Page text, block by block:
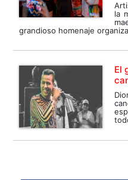
la
grandioso homenaje
El